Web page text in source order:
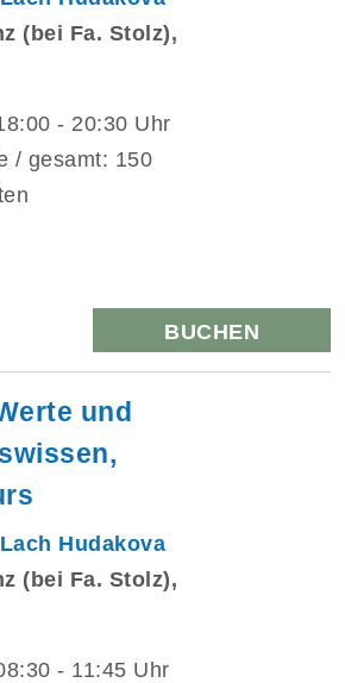
(bei Fa. Stolz),
- 20:30 Uhr
/ gesamt: 150
BUCHEN
und
Hudakova
(bei Fa. Stolz),
- 11:45 Uhr